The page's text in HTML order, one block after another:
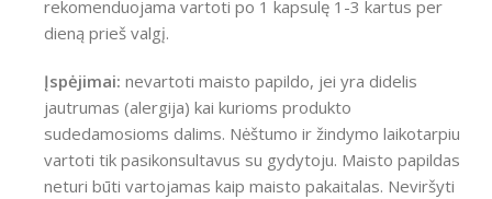
rekomenduojama vartoti po 1 kapsulę 1-3 kartus per
dieną prieš valgį.
Įspėjimai: nevartoti maisto papildo, jei yra didelis
jautrumas (alergija) kai kurioms produkto
sudedamosioms dalims. Nėštumo ir žindymo laikotarpiu
vartoti tik pasikonsultavus su gydytoju. Maisto papildas
neturi būti vartojamas kaip maisto pakaitalas. Neviršyti